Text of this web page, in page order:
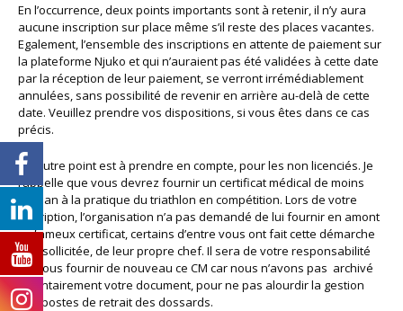
En l’occurrence, deux points importants sont à retenir, il n’y aura
aucune inscription sur place même s’il reste des places vacantes.
Egalement, l’ensemble des inscriptions en attente de paiement sur
la plateforme Njuko et qui n’auraient pas été validées à cette date
par la réception de leur paiement, se verront irrémédiablement
annulées, sans possibilité de revenir en arrière au-delà de cette
date. Veuillez prendre vos dispositions, si vous êtes dans ce cas
précis.
Un autre point est à prendre en compte, pour les non licenciés. Je
rappelle que vous devrez fournir un certificat médical de moins
d‘un an à la pratique du triathlon en compétition. Lors de votre
inscription, l’organisation n’a pas demandé de lui fournir en amont
ce fameux certificat, certains d’entre vous ont fait cette démarche
non sollicitée, de leur propre chef. Il sera de votre responsabilité
de nous fournir de nouveau ce CM car nous n’avons pas archivé
volontairement votre document, pour ne pas alourdir la gestion
des postes de retrait des dossards.